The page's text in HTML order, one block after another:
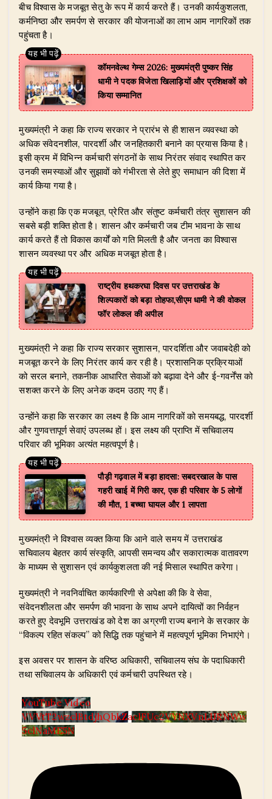
बीच विश्वास के मजबूत सेतु के रूप में कार्य करते हैं। उनकी कार्यकुशलता,
कर्मनिष्ठा और समर्पण से सरकार की योजनाओं का लाभ आम नागरिकों तक
पहुंचता है।
​कॉमनवेल्थ गेम्स 2026: मुख्यमंत्री पुष्कर सिंह
धामी ने पदक विजेता खिलाड़ियों और प्रशिक्षकों को
किया सम्मानित
​मुख्यमंत्री ने कहा कि राज्य सरकार ने प्रारंभ से ही शासन व्यवस्था को
अधिक संवेदनशील, पारदर्शी और जनहितकारी बनाने का प्रयास किया है।
इसी क्रम में विभिन्न कर्मचारी संगठनों के साथ निरंतर संवाद स्थापित कर
उनकी समस्याओं और सुझावों को गंभीरता से लेते हुए समाधान की दिशा में
कार्य किया गया है।
​उन्होंने कहा कि एक मजबूत, प्रेरित और संतुष्ट कर्मचारी तंत्र सुशासन की
सबसे बड़ी शक्ति होता है। शासन और कर्मचारी जब टीम भावना के साथ
कार्य करते हैं तो विकास कार्यों को गति मिलती है और जनता का विश्वास
शासन व्यवस्था पर और अधिक मजबूत होता है।
राष्ट्रीय हथकरघा दिवस पर उत्तराखंड के
शिल्पकारों को बड़ा तोहफा,सीएम धामी ने की वोकल
फॉर लोकल की अपील
​मुख्यमंत्री ने कहा कि राज्य सरकार सुशासन, पारदर्शिता और जवाबदेही को
मजबूत करने के लिए निरंतर कार्य कर रही है। प्रशासनिक प्रक्रियाओं
को सरल बनाने, तकनीक आधारित सेवाओं को बढ़ावा देने और ई-गवर्नेंस को
सशक्त करने के लिए अनेक कदम उठाए गए हैं।
​उन्होंने कहा कि सरकार का लक्ष्य है कि आम नागरिकों को समयबद्ध, पारदर्शी
और गुणवत्तापूर्ण सेवाएं उपलब्ध हों। इस लक्ष्य की प्राप्ति में सचिवालय
परिवार की भूमिका अत्यंत महत्वपूर्ण है।
पौड़ी गढ़वाल में बड़ा हादसा: सबदरखाल के पास
गहरी खाई में गिरी कार, एक ही परिवार के 5 लोगों
की मौत, 1 बच्चा घायल और 1 लापता
​मुख्यमंत्री ने विश्वास व्यक्त किया कि आने वाले समय में उत्तराखंड
सचिवालय बेहतर कार्य संस्कृति, आपसी समन्वय और सकारात्मक वातावरण
के माध्यम से सुशासन एवं कार्यकुशलता की नई मिसाल स्थापित करेगा।
​मुख्यमंत्री ने नवनिर्वाचित कार्यकारिणी से अपेक्षा की कि वे सेवा,
संवेदनशीलता और समर्पण की भावना के साथ अपने दायित्वों का निर्वहन
करते हुए देवभूमि उत्तराखंड को देश का अग्रणी राज्य बनाने के सरकार के
“विकल्प रहित संकल्प” को सिद्धि तक पहुंचाने में महत्वपूर्ण भूमिका निभाएंगे।
​इस अवसर पर शासन के वरिष्ठ अधिकारी, सचिवालय संघ के पदाधिकारी
तथा सचिवालय के अधिकारी एवं कर्मचारी उपस्थित रहे।
YouTube Video
VVVtT2wzclBtdjhQbkZaclFUc2VYNXVnLlJRNWw
5clNaME5N